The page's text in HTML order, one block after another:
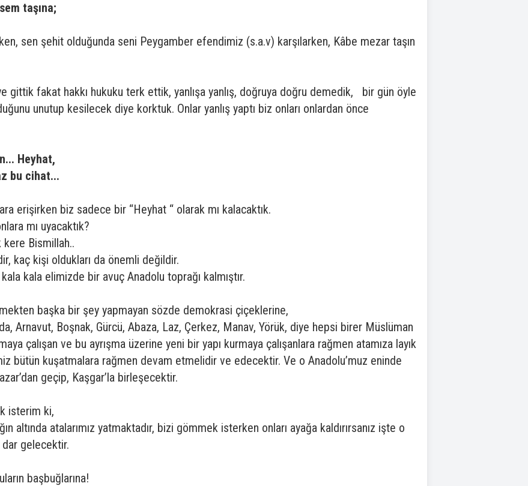
taşına;
sen şehit olduğunda seni Peygamber efendimiz (s.a.v) karşılarken, Kâbe mezar taşın
gittik fakat hakkı hukuku terk ettik, yanlışa yanlış, doğruya doğru demedik, bir gün öyle
unutup kesilecek diye korktuk. Onlar yanlış yaptı biz onları onlardan önce
Heyhat,
bu cihat...
erişirken biz sadece bir “Heyhat “ olarak mı kalacaktık.
mı uyacaktık?
kere Bismillah..
kaç kişi oldukları da önemli değildir.
kala elimizde bir avuç Anadolu toprağı kalmıştır.
başka bir şey yapmayan sözde demokrasi çiçeklerine,
Arnavut, Boşnak, Gürcü, Abaza, Laz, Çerkez, Manav, Yörük, diye hepsi birer Müslüman
çalışan ve bu ayrışma üzerine yeni bir yapı kurmaya çalışanlara rağmen atamıza layık
bütün kuşatmalara rağmen devam etmelidir ve edecektir. Ve o Anadolu’muz eninde
geçip, Kaşgar’la birleşecektir.
isterim ki,
altında atalarımız yatmaktadır, bizi gömmek isterken onları ayağa kaldırırsanız işte o
gelecektir.
başbuğlarına!